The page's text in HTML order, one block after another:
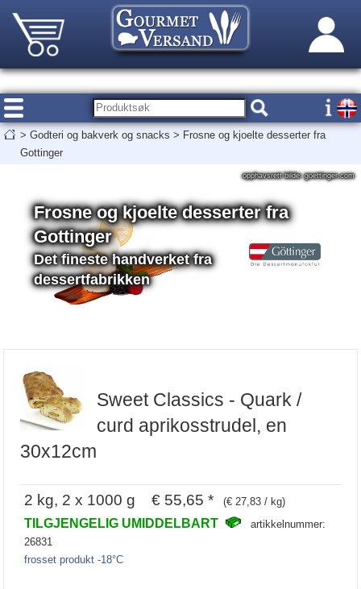
> Godteri og bakverk og snacks > Frosne og kjoelte desserter fra
Gottinger
Frosne og kjoelte desserter fra
Gottinger
Det fineste handverket fra
dessertfabrikken
opphavsrett bilde: goettinger.com
Sweet Classics - Quark /
curd aprikosstrudel, en
30x12cm
2 kg, 2 x 1000 g € 55,65 * (€ 27,83 / kg)
TILGJENGELIG UMIDDELBART
artikkelnummer:
26831
frosset produkt -18°C